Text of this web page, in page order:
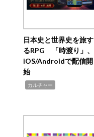
日本史と世界史を旅す
るRPG 「時渡り」、
iOS/Androidで配信開
始
カルチャー